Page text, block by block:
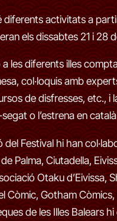
diferents activitats a
els dissabtes 21 i 28
les diferents illes
col·loquis amb
de disfresses, etc., i
o l’estrena en
del Festival hi han
Palma, Ciutadella,
Otaku d’Eivissa,
Còmic, Gotham
de les Illes Balears